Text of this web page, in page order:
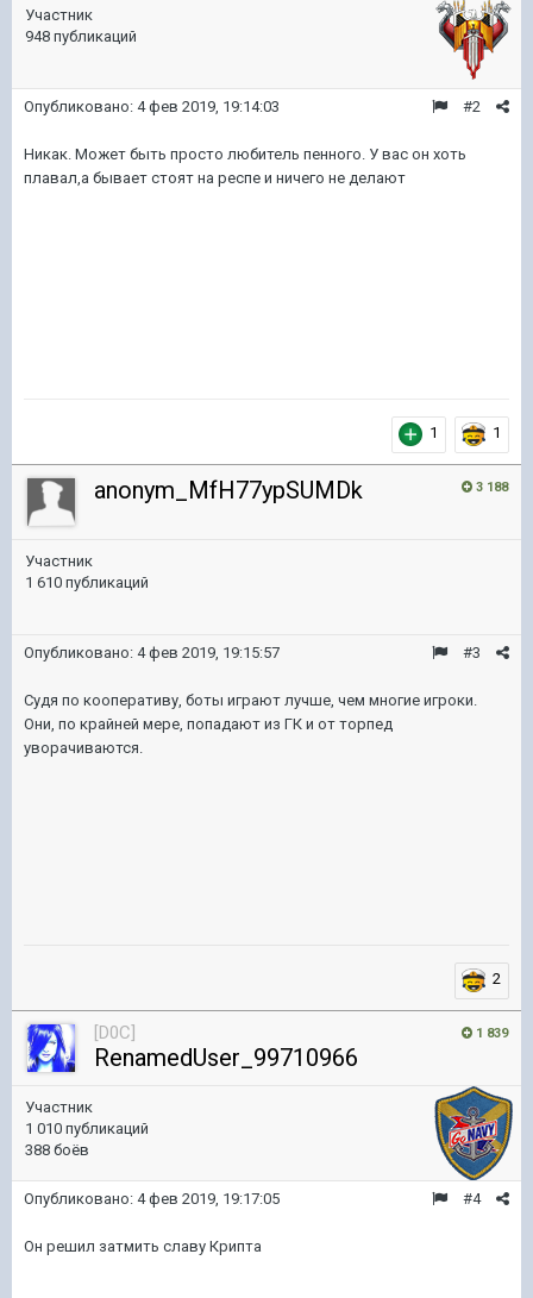
Участник
948 публикаций
#2
Опубликовано: 4 фев 2019, 19:14:03
Никак. Может быть просто любитель пенного. У вас он хоть
плавал,а бывает стоят на респе и ничего не делают
1 1
3 188
anonym_MfH77ypSUMDk
Участник
1 610 публикаций
#3
Опубликовано: 4 фев 2019, 19:15:57
Судя по кооперативу, боты играют лучше, чем многие игроки.
Они, по крайней мере, попадают из ГК и от торпед
уворачиваются.
2
1 839
[D0C]
RenamedUser_99710966
Участник
1 010 публикаций
388 боёв
#4
Опубликовано: 4 фев 2019, 19:17:05
Он решил затмить славу Крипта